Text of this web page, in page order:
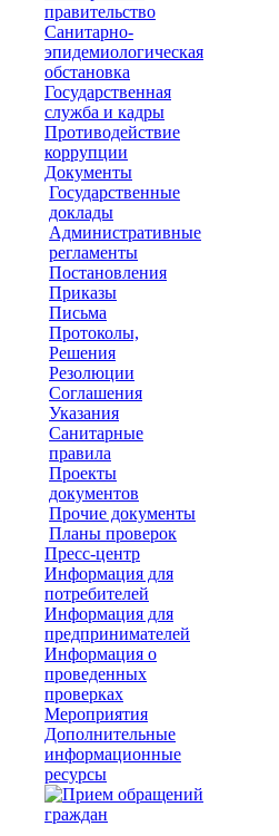
правительство
Санитарно-
эпидемиологическая
обстановка
Государственная
служба и кадры
Противодействие
коррупции
Документы
Государственные
доклады
Административные
регламенты
Постановления
Приказы
Письма
Протоколы,
Решения
Резолюции
Соглашения
Указания
Санитарные
правила
Проекты
документов
Прочие документы
Планы проверок
Пресс-центр
Информация для
потребителей
Информация для
предпринимателей
Информация о
проведенных
проверках
Мероприятия
Дополнительные
информационные
ресурсы